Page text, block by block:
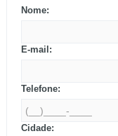
Nome:
E-mail:
Telefone:
Cidade: